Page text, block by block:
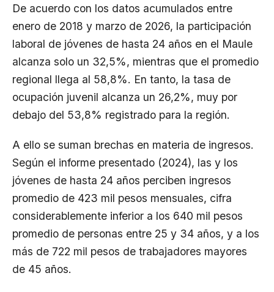
De acuerdo con los datos acumulados entre
enero de 2018 y marzo de 2026, la participación
laboral de jóvenes de hasta 24 años en el Maule
alcanza solo un 32,5%, mientras que el promedio
regional llega al 58,8%. En tanto, la tasa de
ocupación juvenil alcanza un 26,2%, muy por
debajo del 53,8% registrado para la región.
A ello se suman brechas en materia de ingresos.
Según el informe presentado (2024), las y los
jóvenes de hasta 24 años perciben ingresos
promedio de 423 mil pesos mensuales, cifra
considerablemente inferior a los 640 mil pesos
promedio de personas entre 25 y 34 años, y a los
más de 722 mil pesos de trabajadores mayores
de 45 años.